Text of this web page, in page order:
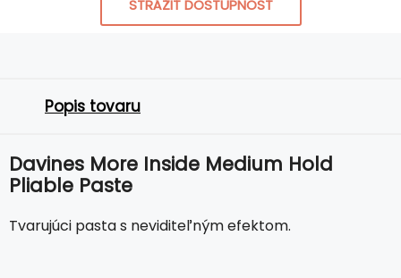
STRÁŽIŤ DOSTUPNOSŤ
Popis tovaru
Davines More Inside Medium Hold
Pliable Paste
Tvarujúci pasta s neviditeľným efektom.